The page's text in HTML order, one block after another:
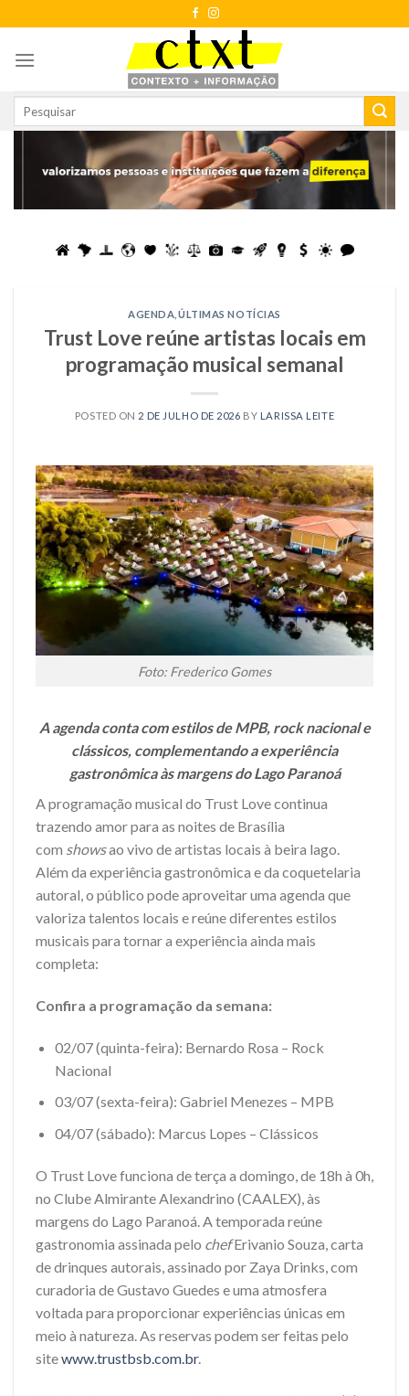
to
content
AGENDA ÚLTIMAS NOTÍCIAS
Trust Love reúne artistas locais em
programação musical semanal
POSTED ON 2 DE JULHO DE 2026 BY LARISSA LEITE
Foto: Frederico Gomes
A agenda conta com estilos de MPB, rock nacional e
clássicos, complementando a experiência
gastronômica às margens do Lago Paranoá
A programação musical do Trust Love continua
trazendo amor para as noites de Brasília
com showsao vivo de artistas locais à beira lago.
Além da experiência gastronômica e da coquetelaria
autoral, o público pode aproveitar uma agenda que
valoriza talentos locais e reúne diferentes estilos
musicais para tornar a experiência ainda mais
completa:
Confira a programação da semana:
02/07 (quinta-feira): Bernardo Rosa – Rock
Nacional
03/07 (sexta-feira): Gabriel Menezes – MPB
04/07 (sábado): Marcus Lopes – Clássicos
O Trust Love funciona de terça a domingo, de 18h à 0h,
no Clube Almirante Alexandrino (CAALEX), às
margens do Lago Paranoá. A temporada reúne
gastronomia assinada pelo chefErivanio Souza, carta
de drinques autorais, assinado por Zaya Drinks, com
curadoria de Gustavo Guedes e uma atmosfera
voltada para proporcionar experiências únicas em
meio à natureza. As reservas podem ser feitas pelo
sitewww.trustbsb.com.br.